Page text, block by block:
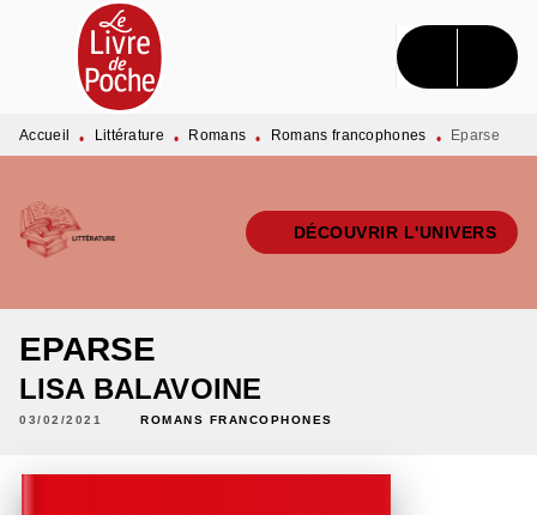
MENU RECHERCHE CONTENU
PIED DE PAGE
Accueil • Littérature • Romans • Romans francophones • Eparse
DÉCOUVRIR L'UNIVERS
EPARSE
LISA BALAVOINE
03/02/2021 ROMANS FRANCOPHONES